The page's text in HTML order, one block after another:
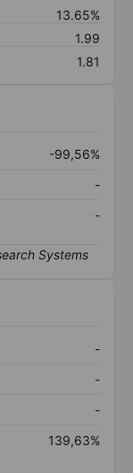
13.65%
1.99
1.81
-99,56%
-
-
-
-
-
139,63%